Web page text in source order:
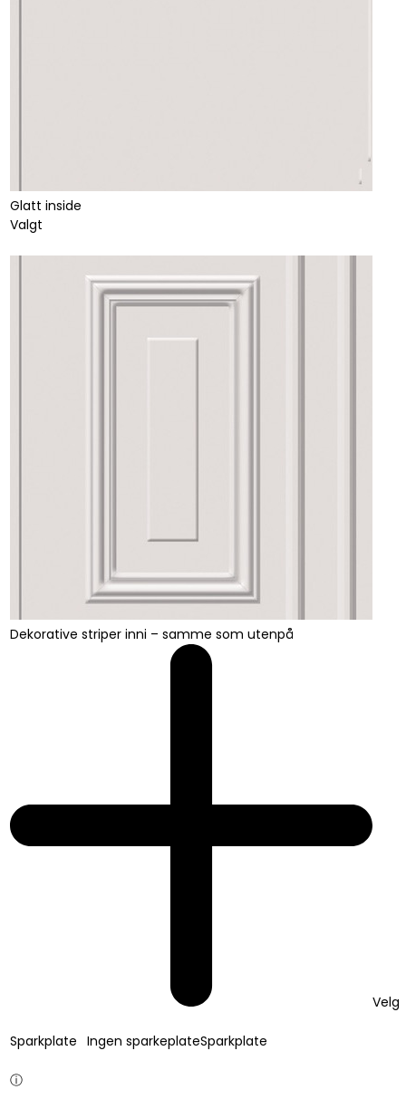
Glatt inside
Valgt
Dekorative striper inni – samme som utenpå
Velg
Sparkplate Ingen sparkeplateSparkplate
ⓘ